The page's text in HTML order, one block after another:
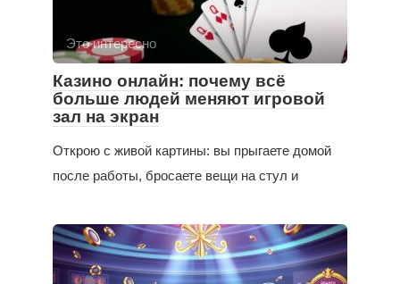
Это интересно
Казино онлайн: почему всё
больше людей меняют игровой
зал на экран
Открою с живой картины: вы прыгаете домой
после работы, бросаете вещи на стул и